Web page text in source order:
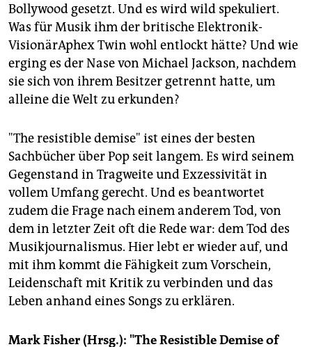
Bollywood gesetzt. Und es wird wild spekuliert.
Was für Musik ihm der britische Elektronik-
VisionärAphex Twin wohl entlockt hätte? Und wie
erging es der Nase von Michael Jackson, nachdem
sie sich von ihrem Besitzer getrennt hatte, um
alleine die Welt zu erkunden?
"The resistible demise" ist eines der besten
Sachbücher über Pop seit langem. Es wird seinem
Gegenstand in Tragweite und Exzessivität in
vollem Umfang gerecht. Und es beantwortet
zudem die Frage nach einem anderem Tod, von
dem in letzter Zeit oft die Rede war: dem Tod des
Musikjournalismus. Hier lebt er wieder auf, und
mit ihm kommt die Fähigkeit zum Vorschein,
Leidenschaft mit Kritik zu verbinden und das
Leben anhand eines Songs zu erklären.
Mark Fisher (Hrsg.): "The Resistible Demise of